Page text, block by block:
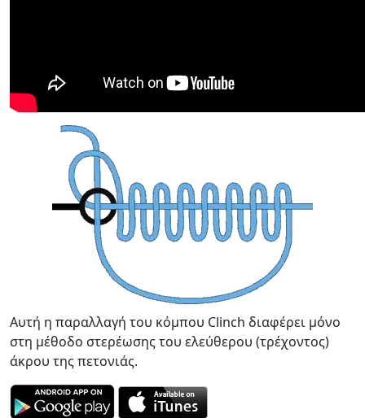
Αυτή η παραλλαγή του κόμπου Clinch διαφέρει μόνο
στη μέθοδο στερέωσης του ελεύθερου (τρέχοντος)
άκρου της πετονιάς.